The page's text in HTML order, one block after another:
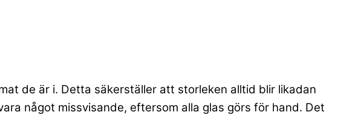
de är i. Detta säkerställer att storleken alltid blir likadan
något missvisande, eftersom alla glas görs för hand. Det